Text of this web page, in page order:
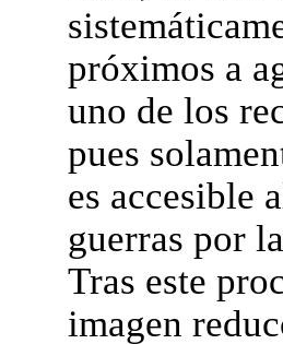
próximos a
uno de los
pues
es accesible
guerras por
Tras este
imagen